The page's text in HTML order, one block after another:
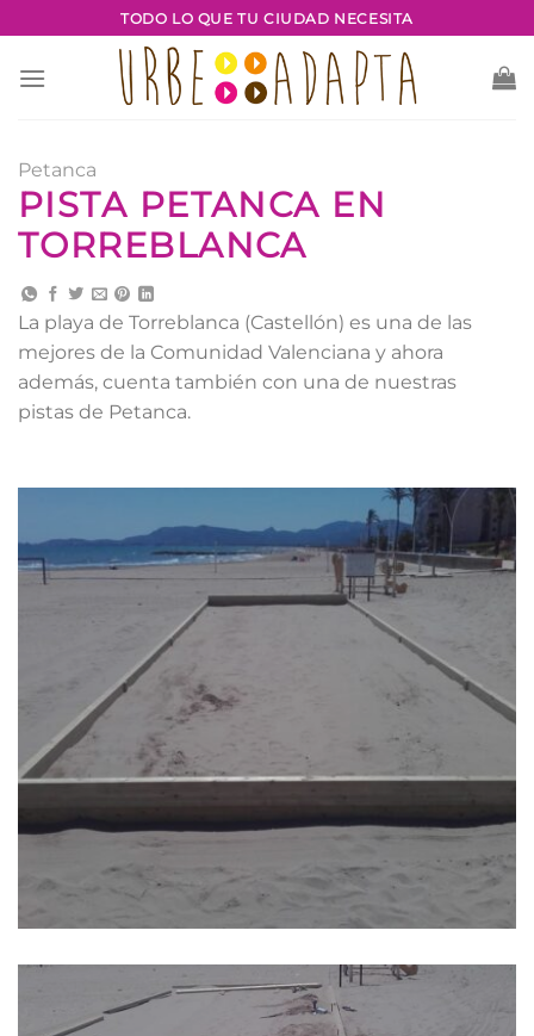
al
contenido
TODO LO QUE TU CIUDAD NECESITA
Petanca
PISTA PETANCA EN
TORREBLANCA
La playa de Torreblanca (Castellón) es una de las
mejores de la Comunidad Valenciana y ahora
además, cuenta también con una de nuestras
pistas de Petanca.